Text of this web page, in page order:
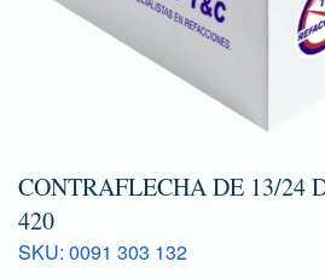
CONTRAFLECHA DE 13/24
420
SKU: 0091 303 132